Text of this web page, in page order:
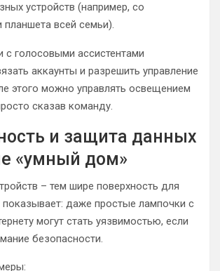
устройств (например, со
планшета всей семьи).
с голосовыми ассистентами
аккаунты и разрешить управление
этого можно управлять освещением
сказав команду.
и защита данных
«умный дом»
– тем шире поверхность для
показывает: даже простые лампочки с
могут стать уязвимостью, если
безопасности.